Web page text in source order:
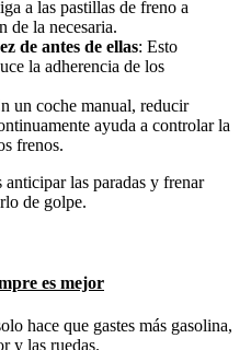
a las pastillas de freno a
de la necesaria.
de antes de ellas: Esto
la adherencia de los
un coche manual, reducir
ayuda a controlar la
frenos.
las paradas y frenar
de golpe.
es mejor
hace que gastes más gasolina,
y las ruedas.